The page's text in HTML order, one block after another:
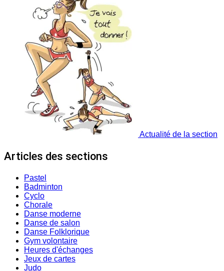
Actualité de la section
Articles des sections
Pastel
Badminton
Cyclo
Chorale
Danse moderne
Danse de salon
Danse Folklorique
Gym volontaire
Heures d'échanges
Jeux de cartes
Judo